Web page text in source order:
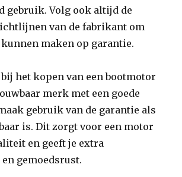
gebruik. Volg ook altijd de
van de fabrikant om
maken op garantie.
het kopen van een bootmotor
merk met een goede
gebruik van de garantie als
is. Dit zorgt voor een motor
en geeft je extra
gemoedsrust.